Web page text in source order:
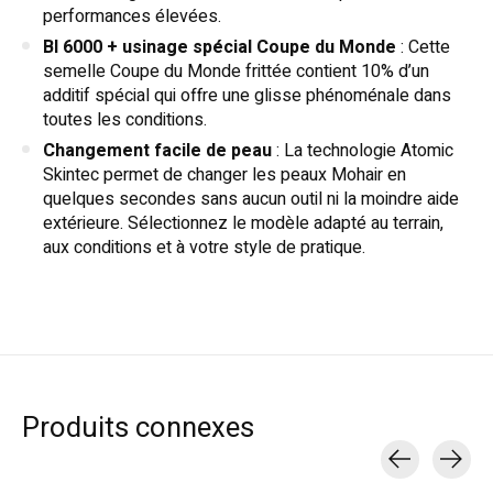
performances élevées.
BI 6000 + usinage spécial Coupe du Monde : Cette
semelle Coupe du Monde frittée contient 10% d’un
additif spécial qui offre une glisse phénoménale dans
toutes les conditions.
Changement facile de peau: La technologie Atomic
Skintec permet de changer les peaux Mohair en
quelques secondes sans aucun outil ni la moindre aide
extérieure. Sélectionnez le modèle adapté au terrain,
aux conditions et à votre style de pratique.
Produits connexes